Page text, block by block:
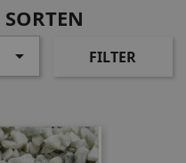
 FILTER